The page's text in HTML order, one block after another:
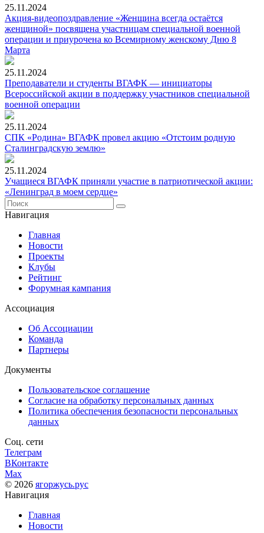
25.11.2024
Акция-видеопоздравление «Женщина всегда остаётся
женщиной» посвящена участницам специальной военной
операции и приурочена ко Всемирному женскому Дню 8
Марта
25.11.2024
Преподаватели и студенты ВГАФК — инициаторы
Всероссийской акции в поддержку участников специальной
военной операции
25.11.2024
СПК «Родина» ВГАФК провел акцию «Отстоим родную
Сталинградскую землю»
25.11.2024
Учащиеся ВГАФК приняли участие в патриотической акции:
«Ленинград в моем сердце»
Навигация
Главная
Новости
Проекты
Клубы
Рейтинг
Форумная кампания
Ассоциация
Об Ассоциации
Команда
Партнеры
Документы
Пользовательское соглашение
Согласие на обработку персональных данных
Политика обеспечения безопасности персональных
данных
Соц. сети
Телеграм
ВКонтакте
Max
© 2026 ягоржусь.рус
Навигация
Главная
Новости